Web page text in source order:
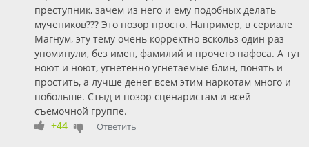
преступник, зачем из него и ему подобных делать
мучеников??? Это позор просто. Например, в сериале
Магнум, эту тему очень корректно вскольз один раз
упоминули, без имен, фамилий и прочего пафоса. А тут
ноют и ноют, угнетенно угнетаемые блин, понять и
простить, а лучше денег всем этим наркотам много и
побольше. Стыд и позор сценаристам и всей
съемочной группе.
+44
Ответить